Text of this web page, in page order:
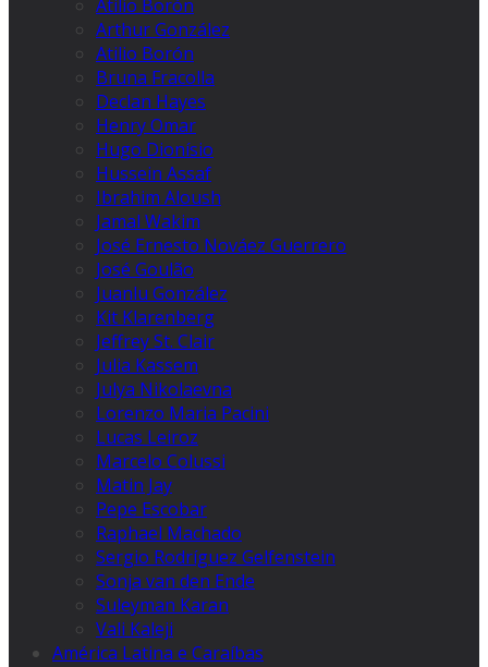
Atilio Borón
Arthur González
Atilio Borón
Bruna Fracolla
Declan Hayes
Henry Omar
Hugo Dionísio
Hussein Assaf
Ibrahim Aloush
Jamal Wakim
José Ernesto Nováez Guerrero
José Goulão
Juanlu González
Kit Klarenberg
Jeffrey St. Clair
Julia Kassem
Julya Nikolaevna
Lorenzo Maria Pacini
Lucas Leiroz
Marcelo Colussi
Matin Jay
Pepe Escobar
Raphael Machado
Sergio Rodríguez Gelfenstein
Sonja van den Ende
Suleyman Karan
Vali Kaleji
América Latina e Caraíbas